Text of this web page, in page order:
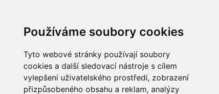
Používáme soubory cookies
Tyto webové stránky používají soubory
cookies a další sledovací nástroje s cílem
vylepšení uživatelského prostředí, zobrazení
přizpůsobeného obsahu a reklam, analýzy